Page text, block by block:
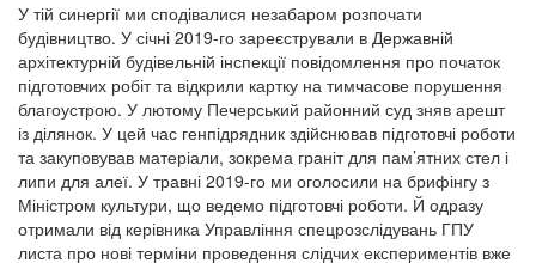
У тій синергії ми сподівалися незабаром розпочати
будівництво. У січні 2019-го зареєстрували в Державній
архітектурній будівельній інспекції повідомлення про початок
підготовчих робіт та відкрили картку на тимчасове порушення
благоустрою. У лютому Печерський районний суд зняв арешт
із ділянок. У цей час генпідрядник здійснював підготовчі роботи
та закуповував матеріали, зокрема граніт для пам’ятних стел і
липи для алеї. У травні 2019-го ми оголосили на брифінгу з
Міністром культури, що ведемо підготовчі роботи. Й одразу
отримали від керівника Управління спецрозслідувань ГПУ
листа про нові терміни проведення слідчих експериментів вже